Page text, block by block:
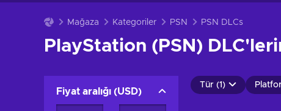
Mağaza Kategoriler PSN PSN DLCs
PlayStation (PSN)
Fiyat aralığı (USD)
Tür (1)